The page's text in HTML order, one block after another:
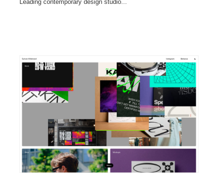
Leading contemporary design studio...